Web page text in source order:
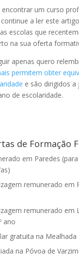
encontrar um curso
a ler este
escolas que
na sua oferta
apenas quero
permitem obter
e são dirigidos a
de escolaridade.
de Formação
em Paredes (para
remunerado em
remunerado em
ano
gratuita na Mealhada
na Póvoa de Varzim